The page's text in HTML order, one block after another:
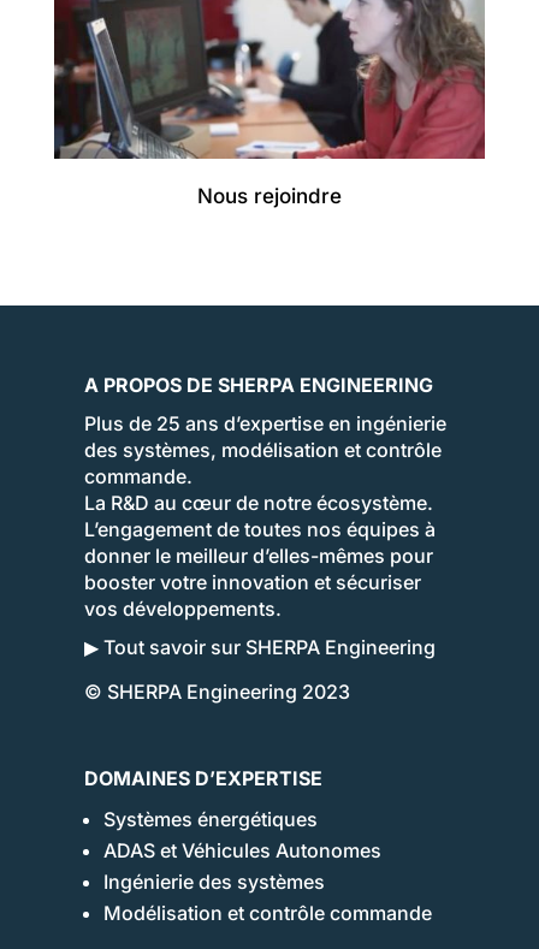
Nous rejoindre
A PROPOS DE SHERPA ENGINEERING
Plus de 25 ans d’expertise en ingénierie
des systèmes, modélisation et contrôle
commande.
La R&D au cœur de notre écosystème.
L’engagement de toutes nos équipes à
donner le meilleur d’elles-mêmes pour
booster votre innovation et sécuriser
vos développements.
▶ Tout savoir sur SHERPA Engineering
© SHERPA Engineering 2023
DOMAINES D’EXPERTISE
Systèmes énergétiques
ADAS et Véhicules Autonomes
Ingénierie des systèmes
Modélisation et contrôle commande